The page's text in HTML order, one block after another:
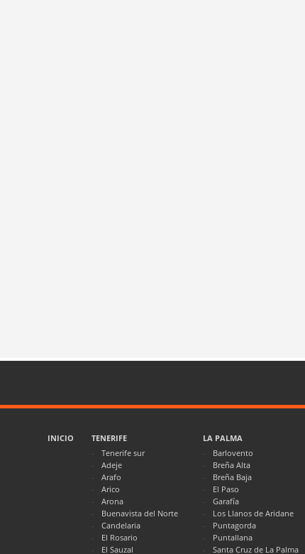
INICIO
TENERIFE
Tenerife sur
Adeje
Arafo
Arico
Arona
Buenavista del Norte
Candelaria
El Rosario
El Sauzal
LA PALMA
Barlovento
Breña Alta
Breña Baja
El Paso
Garafía
Los Llanos de Aridane
Puntagorda
Puntallana
Santa Cruz de La Palma